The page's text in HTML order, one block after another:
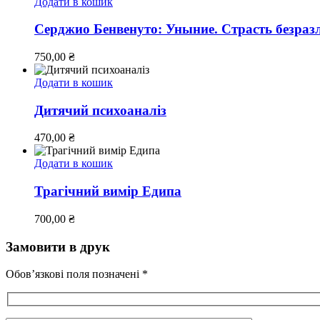
Серджио Бенвенуто: Уныние. Страсть
750,00 ₴
Додати в кошик
Дитячий психоаналіз
470,00 ₴
Додати в кошик
Трагічний вимір Едипа
700,00 ₴
Замовити в друк
Обов’язкові поля позначені *